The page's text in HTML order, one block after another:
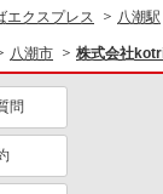
）活躍中
エクスプレス 八潮駅
八潮市 株式会社
問